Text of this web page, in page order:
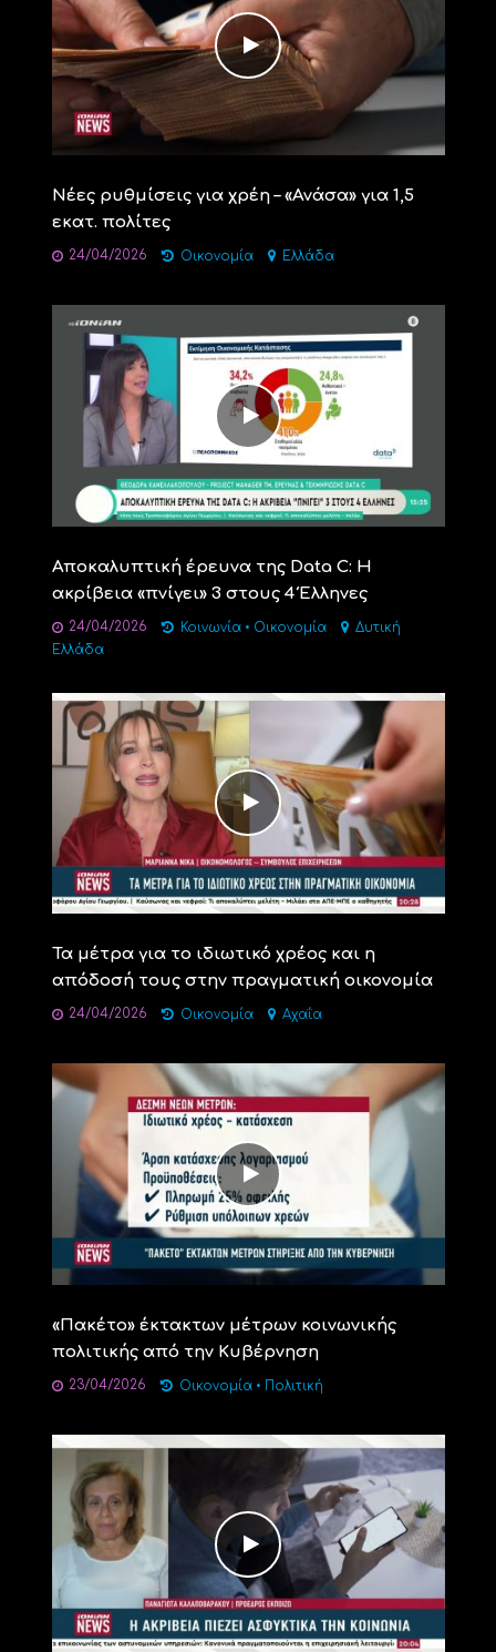
Νέες ρυθμίσεις για χρέη – «Ανάσα» για 1,5
εκατ. πολίτες
24/04/2026 Οικονομία Ελλάδα
Αποκαλυπτική έρευνα της Data C: Η
ακρίβεια «πνίγει» 3 στους 4 Έλληνες
24/04/2026 Κοινωνία • Οικονομία
Δυτική
Ελλάδα
Τα μέτρα για το ιδιωτικό χρέος και η
απόδοσή τους στην πραγματική οικονομία
24/04/2026 Οικονομία Αχαΐα
«Πακέτο» έκτακτων μέτρων κοινωνικής
πολιτικής από την Κυβέρνηση
23/04/2026 Οικονομία • Πολιτική